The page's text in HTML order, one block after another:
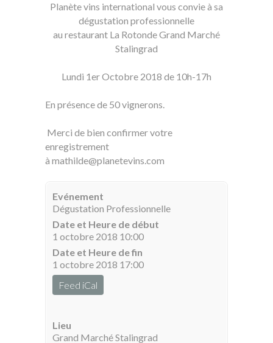
Planète vins international vous convie à sa
dégustation professionnelle
au restaurant La Rotonde Grand Marché
Stalingrad
Lundi 1er Octobre 2018 de 10h-17h
En présence de 50 vignerons.
Merci de bien confirmer votre
enregistrement
à mathilde@planetevins.com
Evénement
Dégustation Professionnelle
Date et Heure de début
1 octobre 2018 10:00
Date et Heure de fin
1 octobre 2018 17:00
Feed iCal
Lieu
Grand Marché Stalingrad